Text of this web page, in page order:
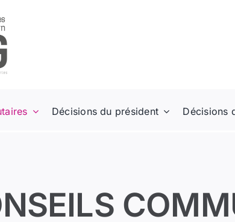
Décisions du président Décisions